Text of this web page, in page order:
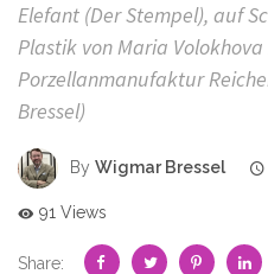
Elefant (Der Stempel), auf
Plastik von Maria
Porzellanmanufaktur
Bressel)
By Wigmar Bressel
91 Views
Share: